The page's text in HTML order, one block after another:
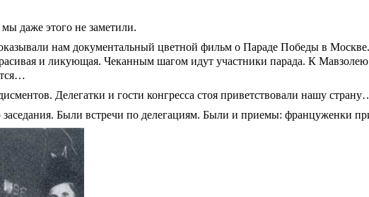
даже этого не заметили.
нам документальный цветной фильм о Параде Победы в Москве.
и ликующая. Чеканным шагом идут участники парада. К
Делегатки и гости конгресса стоя приветствовали нашу
Были встречи по делегациям. Были и приемы: француженки